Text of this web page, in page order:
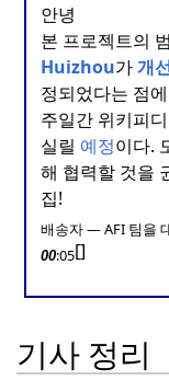
안녕
본 프로젝트의
Huizhou가개
정되었다는 점
주일간 위키피
실릴 예정이다.
해 협력할 것을
집!
배송자 — AFI 팀을
00:05[]
기사 정리